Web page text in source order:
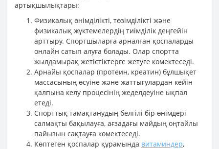
артықшылықтары:
Физикалық өнімділікті, төзімділікті және
физикалық жүктемелердің тиімділік деңгейін
арттыру. Спортшыларға арналған қоспаларды
онлайн сатып алуға болады. Олар спортта
жылдамырақ жетістіктерге жетуге көмектеседі.
Арнайы қоспалар (протеин, креатин) бұлшықет
массасының өсуіне және жаттығулардан кейін
қалпына келу процесінің жеделдеуіне ықпал
етеді.
Спорттық тамақтанудың белгілі бір өнімдері
салмақты бақылауға, ағзадағы майдың оңтайлы
пайызын сақтауға көмектеседі.
Көптеген қоспалар құрамында витаминдер,